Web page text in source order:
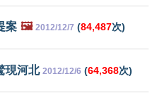
案 🖼️ 2012/12/7 (84,487次)
現河北 2012/12/6 (64,368次)